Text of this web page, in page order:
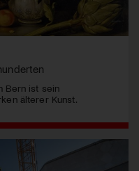
Bern ist sein
älterer Kunst.